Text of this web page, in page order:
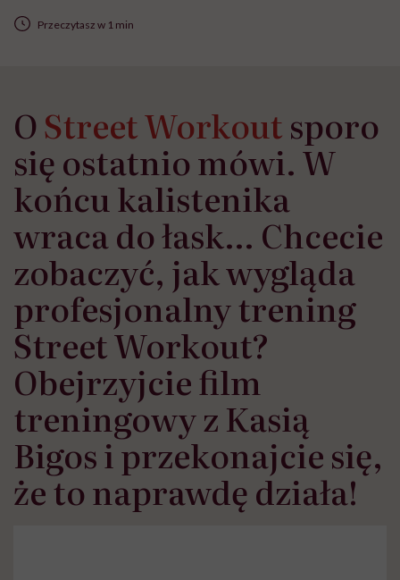
Przeczytasz w 1 min
OStreet Workoutsporo
się ostatnio mówi. W
końcu kalistenika
wraca do łask… Chcecie
zobaczyć, jak wygląda
profesjonalny trening
Street Workout?
Obejrzyjcie film
treningowy z Kasią
Bigos i przekonajcie się,
że to naprawdę działa!